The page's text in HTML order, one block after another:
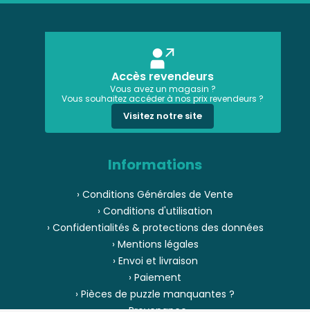
Accès revendeurs
Vous avez un magasin ?
Vous souhaitez accéder à nos prix revendeurs ?
Visitez notre site
Informations
› Conditions Générales de Vente
› Conditions d'utilisation
› Confidentialités & protections des données
› Mentions légales
› Envoi et livraison
› Paiement
› Pièces de puzzle manquantes ?